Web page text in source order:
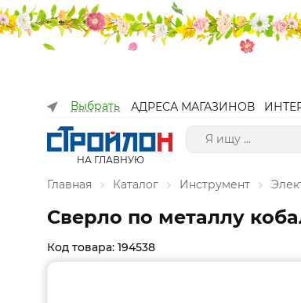
Выбрать АДРЕСА МАГАЗИНОВ
НА ГЛАВНУЮ
Главная Каталог Инструмент
Сверло по металлу
Код товара: 194538